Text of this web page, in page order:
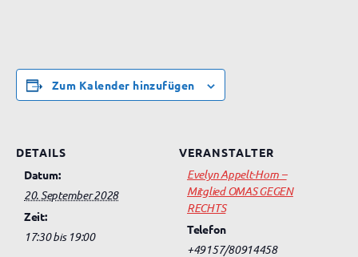
Zum Kalender hinzufügen
DETAILS
Datum:
20. September 2028
Zeit:
17:30 bis 19:00
VERANSTALTER
Evelyn Appelt-Horn –
Mitglied OMAS GEGEN
RECHTS
Telefon
+49157/80914458